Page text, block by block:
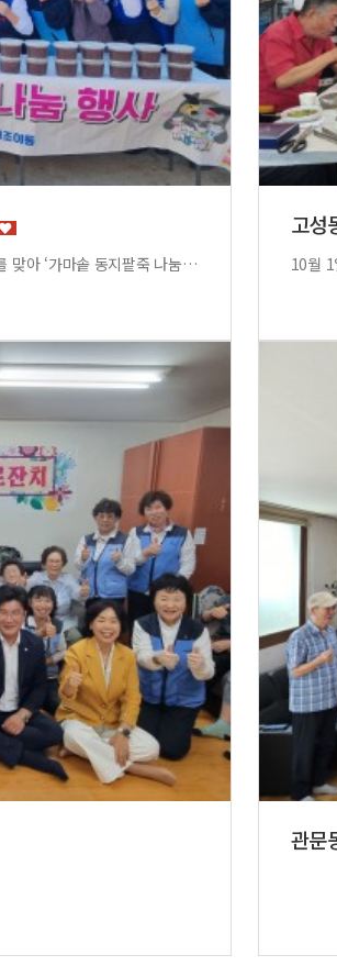
무태조야동 자유총연맹(위원장 신진대)은 12월 22일 동지를 맞아 ‘가마솥 동지팥죽 나눔행사’를 진행하며 가마솥에 정성껏 쑨 팥죽과 시루떡, 과일등을 준비하여 관내 저소득 50세대에 전달하였습니다.
고성
관문